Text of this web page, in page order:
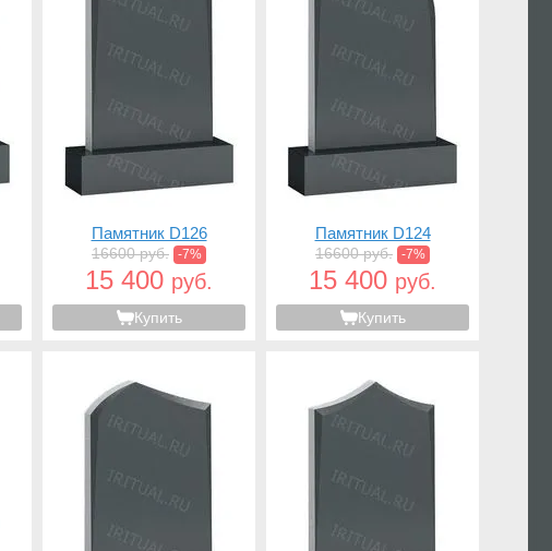
Памятник D126
16600 руб. -7%
15 400 руб.
Купить
Памятник D124
16600 руб. -7%
15 400 руб.
Купить